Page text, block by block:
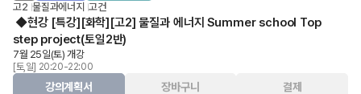
고2 물질과에너지 고건
◆현강 [특강][화학][고2] 물질과 에너지 Summer school Top
step project(토일2반)
7월 25일(토) 개강
[토,일] 20:20-22:00
강의계획서 장바구니 결제